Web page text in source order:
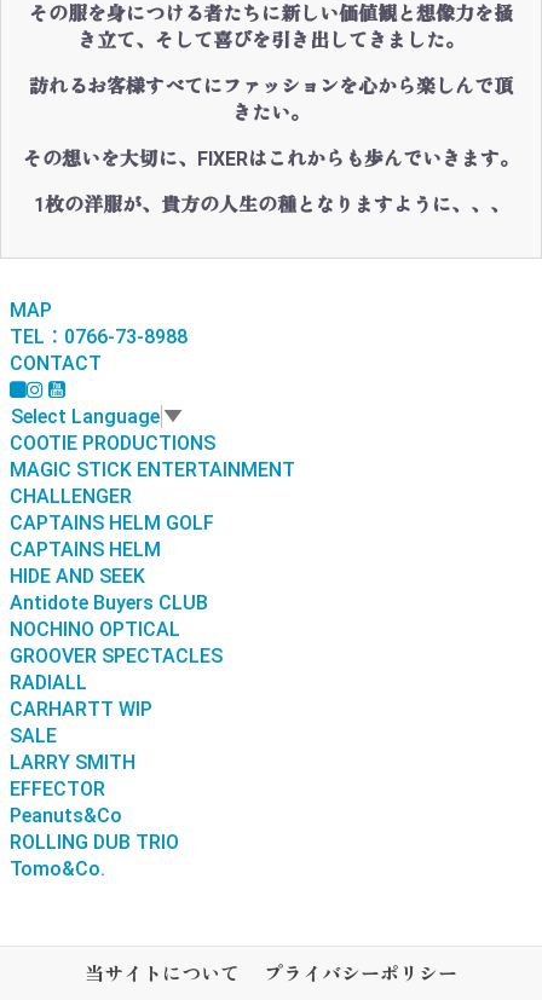
その服を身につける者たちに新しい価値観と想像力を掻
き立て、そして喜びを引き出してきました。
訪れるお客様すべてにファッションを心から楽しんで頂
きたい。
その想いを大切に、FIXERはこれからも歩んでいきます。
1枚の洋服が、貴方の人生の種となりますように、、、
MAP
TEL：0766-73-8988
CONTACT
Select Language ▼
COOTIE PRODUCTIONS
MAGIC STICK ENTERTAINMENT
CHALLENGER
CAPTAINS HELM GOLF
CAPTAINS HELM
HIDE AND SEEK
Antidote Buyers CLUB
NOCHINO OPTICAL
GROOVER SPECTACLES
RADIALL
CARHARTT WIP
SALE
LARRY SMITH
EFFECTOR
Peanuts&Co
ROLLING DUB TRIO
Tomo&Co.
当サイトについて
プライバシーポリシー